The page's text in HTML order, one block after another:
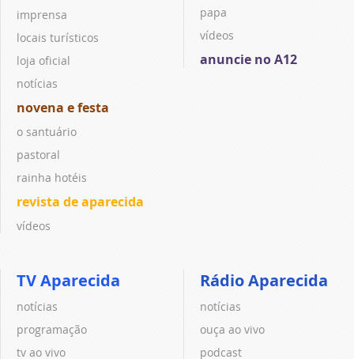
imprensa
locais turísticos
loja oficial
notícias
novena e festa
o santuário
pastoral
rainha hotéis
revista de aparecida
vídeos
papa
vídeos
anuncie no A12
TV Aparecida
notícias
programação
tv ao vivo
Rádio Aparecida
notícias
ouça ao vivo
podcast